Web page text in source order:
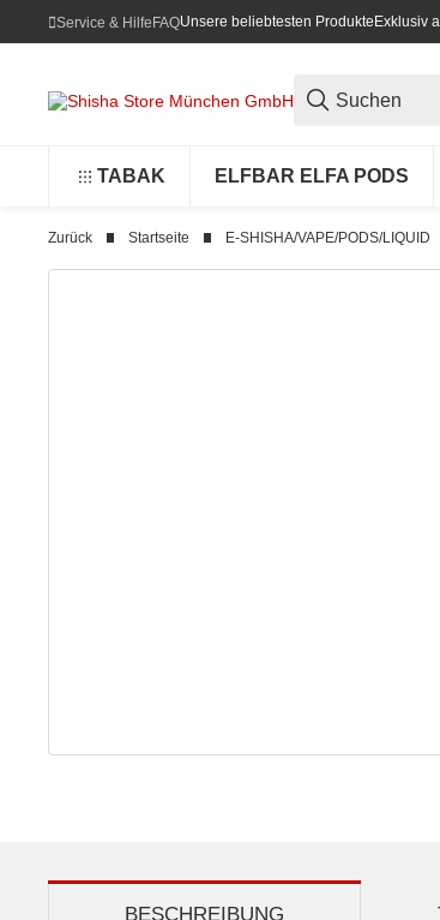
Service & HilfeFAQUnsere beliebtesten Produkte Exklusiv
TABAK ELFBAR ELFA PODS
Zurück Startseite E-SHISHA/VAPE/PODS/LIQUID
BESCHREIBUNG